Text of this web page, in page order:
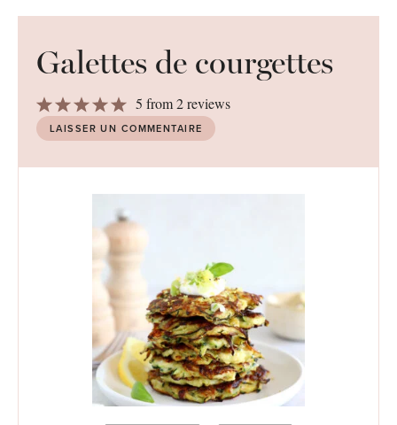
Galettes de courgettes
5
Stars
4
Stars
3
Stars
2
Stars
1
Star
5 from2reviews
LAISSER UN COMMENTAIRE